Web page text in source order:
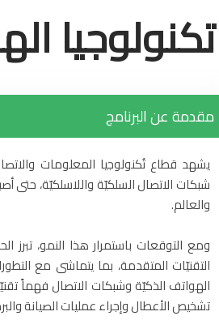
مقدمة عن البرنامج
يشهد قطاع تُكنولوجيا المعلومات
شبكات الاتصال السلكيّة واللاسلكيّة، حتى
والعالم.
ومع التوقعات باستمرار هذا النمو، تبرز
التقنيّات المتقدمة، بما يتماشى مع
الهواتف الذكيّة وشبكات الاتصال فهماً
تشخيص الأعطال وإجراء عمليات الصيانة